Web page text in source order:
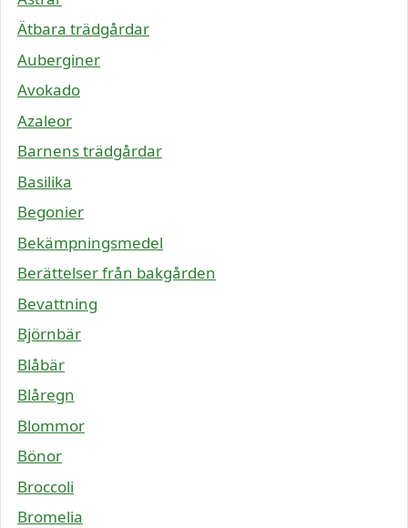
Ätbara trädgårdar
Auberginer
Avokado
Azaleor
Barnens trädgårdar
Basilika
Begonier
Bekämpningsmedel
Berättelser från bakgården
Bevattning
Björnbär
Blåbär
Blåregn
Blommor
Bönor
Broccoli
Bromelia